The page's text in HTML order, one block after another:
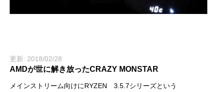
更新: 2018/02/28
AMDが世に解き放ったCRAZY MONSTAR
メインストリーム向けにRYZEN 3.5.7シリーズという